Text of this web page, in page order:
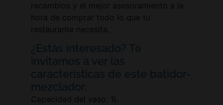
recambios y el mejor asesoramiento a la
hora de comprar todo lo que tu
restaurante necesita.
¿Estás interesado? Te
invitamos a ver las
características de este batidor-
mezclador:
Capacidad del vaso: 1l.